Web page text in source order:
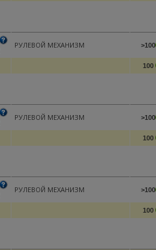
РУЛЕВОЙ МЕХАНИЗМ >100
100
РУЛЕВОЙ МЕХАНИЗМ >100
100
РУЛЕВОЙ МЕХАНИЗМ >100
100